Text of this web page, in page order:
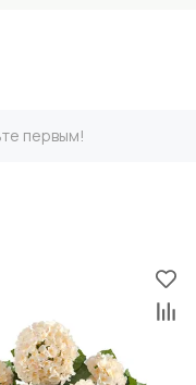
первым!